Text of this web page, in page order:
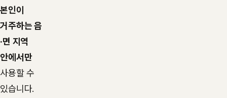
본인이
거주하는 읍
·면 지역
안에서만
사용할 수
있습니다.